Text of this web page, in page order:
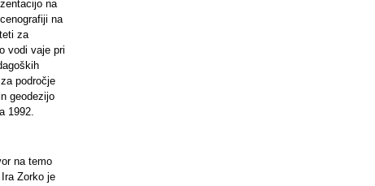
na
na
za
vodi vaje pri
področje
geodezijo
1992.
na temo
Zorko je